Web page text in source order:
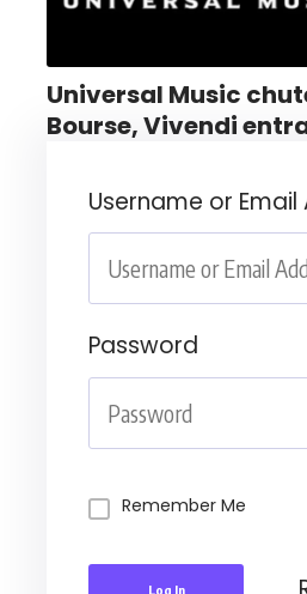
Universal Music
Bourse, Vivendi
Username or Email
Password
Remember Me
Log In